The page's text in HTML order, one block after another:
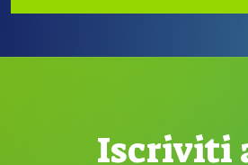
Iscriviti